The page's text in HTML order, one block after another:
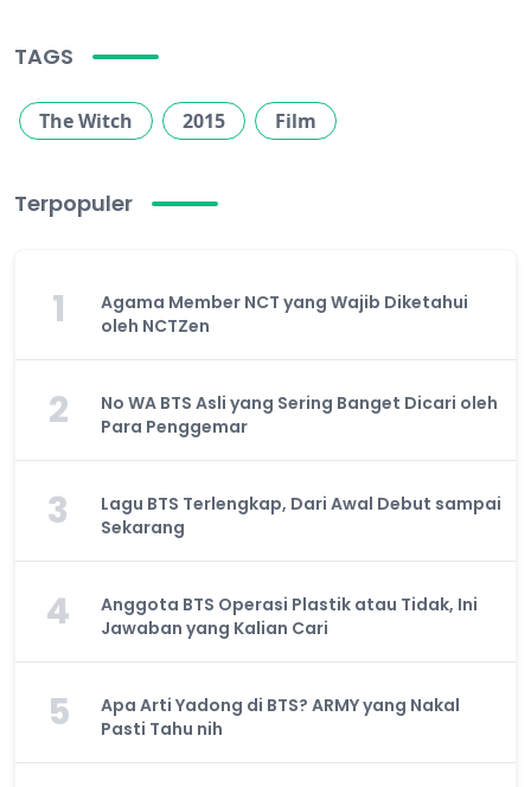
TAGS
The Witch 2015 Film
Terpopuler
1
Agama Member NCT yang Wajib Diketahui
oleh NCTZen
2
No WA BTS Asli yang Sering Banget Dicari oleh
Para Penggemar
3
Lagu BTS Terlengkap, Dari Awal Debut sampai
Sekarang
4
Anggota BTS Operasi Plastik atau Tidak, Ini
Jawaban yang Kalian Cari
5
Apa Arti Yadong di BTS? ARMY yang Nakal
Pasti Tahu nih